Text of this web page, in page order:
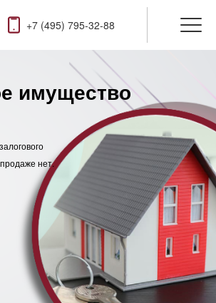
+7 (495) 795-32-88
имущество
нет.